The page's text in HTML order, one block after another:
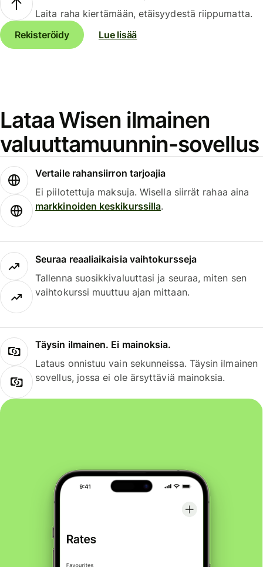
Laita raha kiertämään, etäisyydestä riippumatta.
Rekisteröidy
Lue lisää
Lataa Wisen ilmainen
valuuttamuunnin-sovellus
Vertaile rahansiirron tarjoajia
Ei piilotettuja maksuja. Wisella siirrät rahaa aina
markkinoiden keskikurssilla.
Seuraa reaaliaikaisia vaihtokursseja
Tallenna suosikkivaluuttasi ja seuraa, miten sen
vaihtokurssi muuttuu ajan mittaan.
Täysin ilmainen. Ei mainoksia.
Lataus onnistuu vain sekunneissa. Täysin ilmainen
sovellus, jossa ei ole ärsyttäviä mainoksia.